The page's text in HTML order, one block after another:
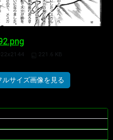
221.6 KB
ルサイズ画像を見る